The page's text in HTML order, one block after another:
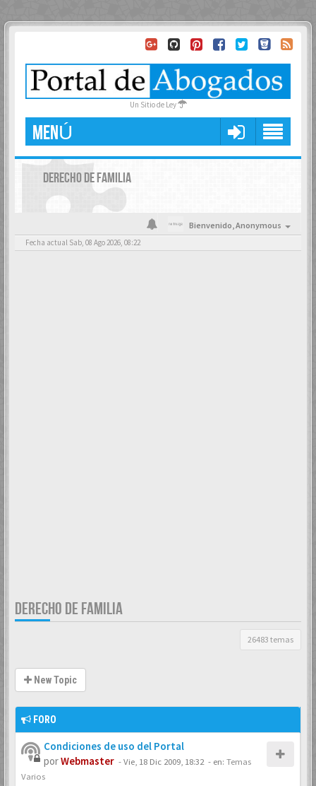
Un Sitio de Ley
MENÚ
DERECHO DE FAMILIA
Bienvenido,Anonymous
Fecha actual Sab, 08 Ago 2026, 08:22
DERECHO DE FAMILIA
26483 temas
New Topic
FORO
Condiciones de uso del Portal
porWebmaster -Vie, 18 Dic 2009, 18:32 - en: Temas
Varios